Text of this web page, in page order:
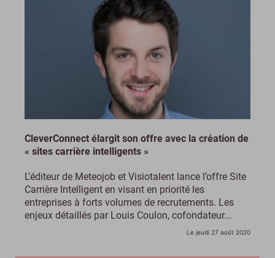
CleverConnect élargit son offre avec la création de
« sites carrière intelligents »
L’éditeur de Meteojob et Visiotalent lance l’offre Site
Carrière Intelligent en visant en priorité les
entreprises à forts volumes de recrutements. Les
enjeux détaillés par Louis Coulon, cofondateur...
Le jeudi 27 août 2020